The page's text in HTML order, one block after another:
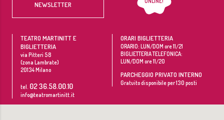
NEWSLETTER
TEATRO MARTINITT E
BIGLIETTERIA
via Pitteri 58
(zona Lambrate)
20134Milano
tel. 02 36.58.00.10
info@teatromartinitt.it
ORARI BIGLIETTERIA
ORARIO: LUN/DOM ore 11/21
BIGLIETTERIA TELEFONICA:
LUN/DOM ore 11/20
PARCHEGGIO PRIVATO INTERNO
Gratuito disponibile per 130 posti